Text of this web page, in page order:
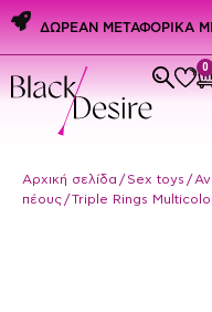
ΔΩΡΕΑΝ ΜΕΤΑΦΟΡΙΚΑ
0
Αρχική σελίδα / Sex toys /
πέους / Triple Rings